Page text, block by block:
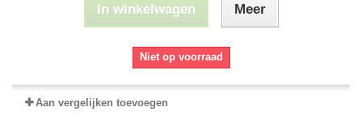
In winkelwagen Meer
Niet op voorraad
Aan vergelijken toevoegen